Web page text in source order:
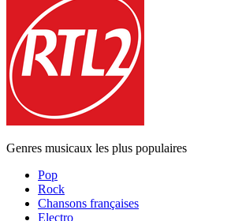
Genres musicaux les plus populaires
Pop
Rock
Chansons françaises
Electro